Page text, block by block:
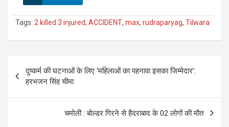
Tags: 2 killed 3 injured, ACCIDENT, max, rudraparyag, Tilwara
navigation
दुष्कर्म की घटनाओं के लिए ‘महिलाओं का पहनावा इसका जिम्‍मेदार’:
हरभजन सिंह चीमा
चमोली : बोल्डर गिरने से हैदराबाद के 02 लोगों की मौत